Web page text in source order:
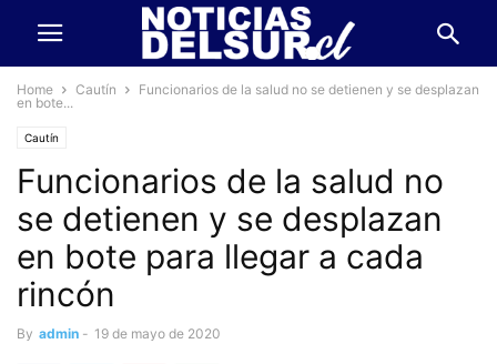
Home Cautín
Funcionarios de la salud no se detienen y se desplazan
en bote...
Cautín
Funcionarios de la salud no
se detienen y se desplazan
en bote para llegar a cada
rincón
By admin - 19 de mayo de 2020